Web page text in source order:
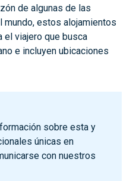
de algunas de las
estos alojamientos
viajero que busca
e incluyen ubicaciones
sobre esta y
únicas en
con nuestros